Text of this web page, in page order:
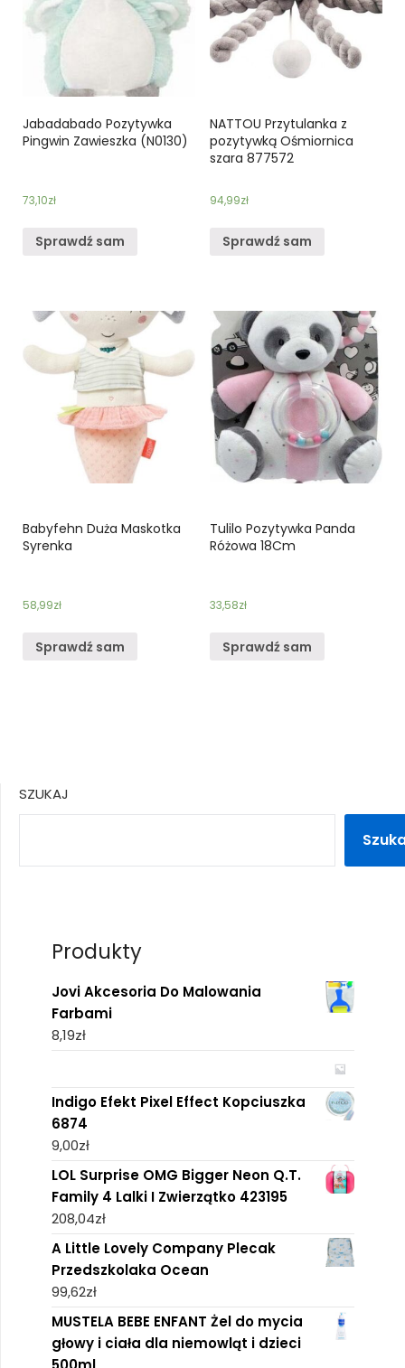
Jabadabado Pozytywka
Pingwin Zawieszka (N0130)
73,10zł
Sprawdź sam
NATTOU Przytulanka z
pozytywką Ośmiornica
szara 877572
94,99zł
Sprawdź sam
Babyfehn Duża Maskotka
Syrenka
58,99zł
Sprawdź sam
Tulilo Pozytywka Panda
Różowa 18Cm
33,58zł
Sprawdź sam
SZUKAJ
Produkty
Jovi Akcesoria Do Malowania
Farbami
8,19zł
Indigo Efekt Pixel Effect Kopciuszka
6874
9,00zł
LOL Surprise OMG Bigger Neon Q.T.
Family 4 Lalki I Zwierzątko 423195
208,04zł
A Little Lovely Company Plecak
Przedszkolaka Ocean
99,62zł
MUSTELA BEBE ENFANT Żel do mycia
głowy i ciała dla niemowląt i dzieci